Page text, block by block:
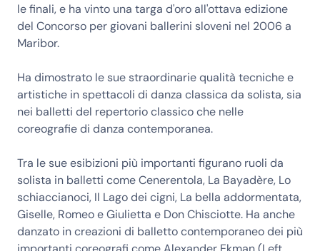
le finali, e ha vinto una targa d'oro all'ottava edizione
del Concorso per giovani ballerini sloveni nel 2006 a
Maribor.
Ha dimostrato le sue straordinarie qualità tecniche e
artistiche in spettacoli di danza classica da solista, sia
nei balletti del repertorio classico che nelle
coreografie di danza contemporanea.
Tra le sue esibizioni più importanti figurano ruoli da
solista in balletti come Cenerentola, La Bayadère, Lo
schiaccianoci, Il Lago dei cigni, La bella addormentata,
Giselle, Romeo e Giulietta e Don Chisciotte. Ha anche
danzato in creazioni di balletto contemporaneo dei più